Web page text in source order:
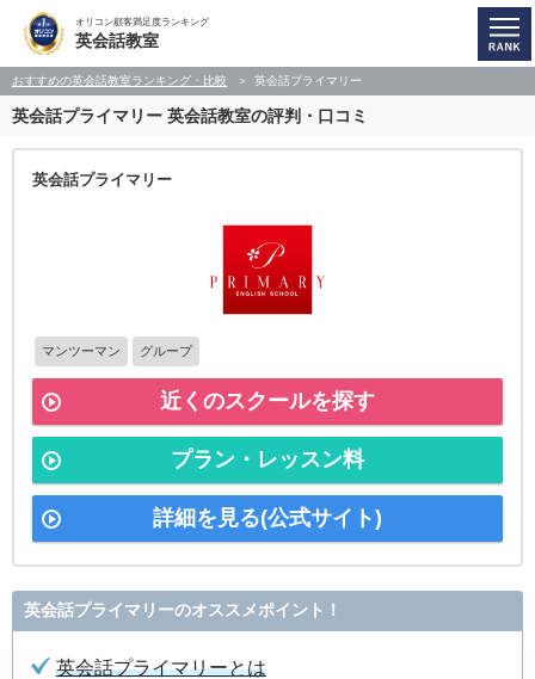
オリコン顧客満足度ランキング
英会話教室
おすすめの英会話教室ランキング・比較 英会話プライマリー
英会話プライマリー 英会話教室の評判・口コミ
英会話プライマリー
マンツーマン グループ
近くのスクールを探す
プラン・レッスン料
詳細を見る(公式サイト)
英会話プライマリーのオススメポイント！
英会話プライマリーとは